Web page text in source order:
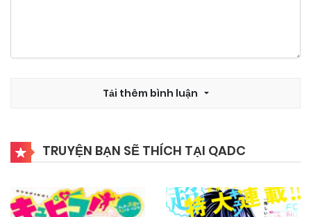
Tải thêm bình luận
TRUYỆN BẠN SẼ THÍCH TẠI QADC